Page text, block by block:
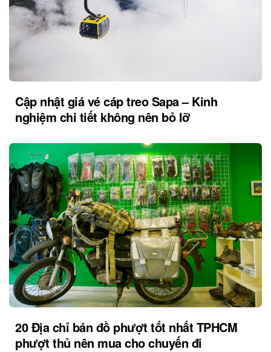
Cập nhật giá vé cáp treo Sapa – Kinh
nghiệm chi tiết không nên bỏ lỡ
20 Địa chỉ bán đồ phượt tốt nhất TPHCM
phượt thủ nên mua cho chuyến đi